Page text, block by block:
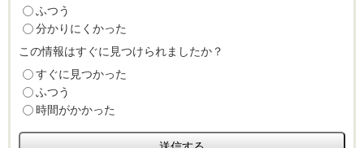
ふつう
分かりにくかった
この情報はすぐに見つけられましたか？
すぐに見つかった
ふつう
時間がかかった